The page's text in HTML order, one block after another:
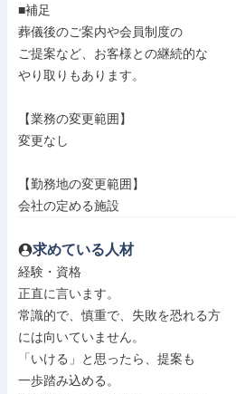
■補足
葬儀後のご案内や会員制度の
ご提案など、お客様との継続的な
やり取りもあります。
【業務の変更範囲】
変更なし
【勤務地の変更範囲】
会社の定める施設
求めている人材
経験・資格
正直に言います。
常識的で、慎重で、失敗を恐れる方
には向いていません。
「いける」と思ったら、提案も
一歩踏み込める。